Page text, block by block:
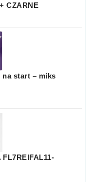
CZARNE
start – miks